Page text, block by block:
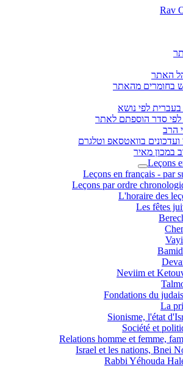
האתר
בחומרים מהאתר
לפי נושא
לפי סדר הוספתם לאתר
הרב
ועדכונים בוואטסאפ וטלגרם
במכון מאיר
Leçons
Leçons en français - par
Leçons par ordre
L'horaire des
Les fêtes
Neviim et
Fondations du
La
Sionisme, l'état
Société et
Relations homme et femme,
Israel et les nations, Bnei
Rabbi Yéhouda